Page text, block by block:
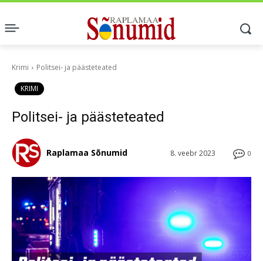
Krimi Politsei- ja päästeteated
KRIMI
Politsei- ja päästeteated
0
8. veebr 2023
Raplamaa Sõnumid